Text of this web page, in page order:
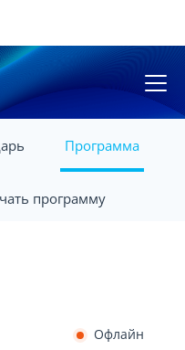
Программа
программу
Офлайн